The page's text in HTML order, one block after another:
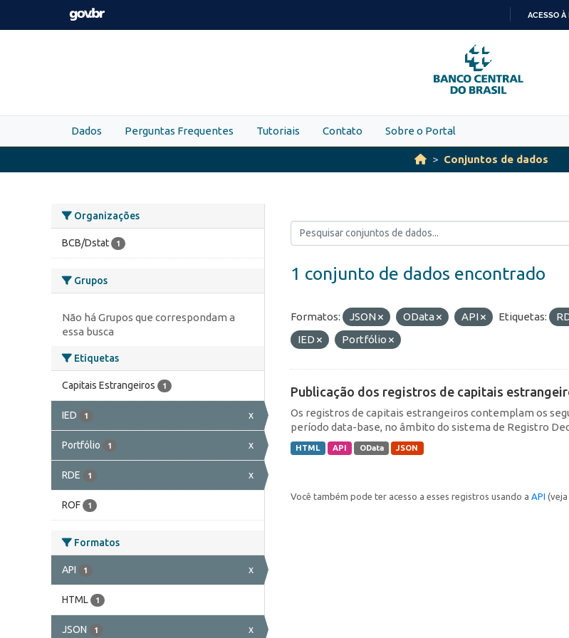
Skip to main content
PARA
O
CONTEÚDO
ACESSO À
Dados Perguntas Frequentes Tutoriais Contato Sobre o Portal
Conjuntos de dados
Organizações
BCB/Dstat 1
Grupos
Não há Grupos que correspondam a
essa busca
Etiquetas
Capitais Estrangeiros 1
IED 1 x
Portfólio 1 x
RDE 1 x
ROF 1
Formatos
API 1 x
HTML 1
JSON 1 x
1 conjunto de dados encontrado
Formatos: JSON OData API Etiquetas:
IED
Portfólio
Publicação dos registros de capitais
Os registros de capitais estrangeiros contemplam os
período data-base, no âmbito do sistema de Registro
HTML API OData JSON
Você também pode ter acesso a esses registros usando a API (veja